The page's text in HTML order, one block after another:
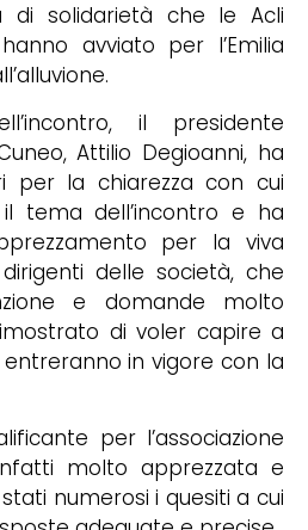
di solidarietà che le Acli
avviato per l’Emilia
il presidente
Attilio Degioanni, ha
per la chiarezza con cui
tema dell’incontro e ha
per la viva
delle società, che
e domande molto
di voler capire a
in vigore con la
per l’associazione
molto apprezzata e
numerosi i quesiti a cui